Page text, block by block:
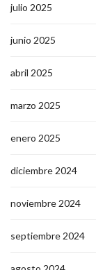
julio 2025
junio 2025
abril 2025
marzo 2025
enero 2025
diciembre 2024
noviembre 2024
septiembre 2024